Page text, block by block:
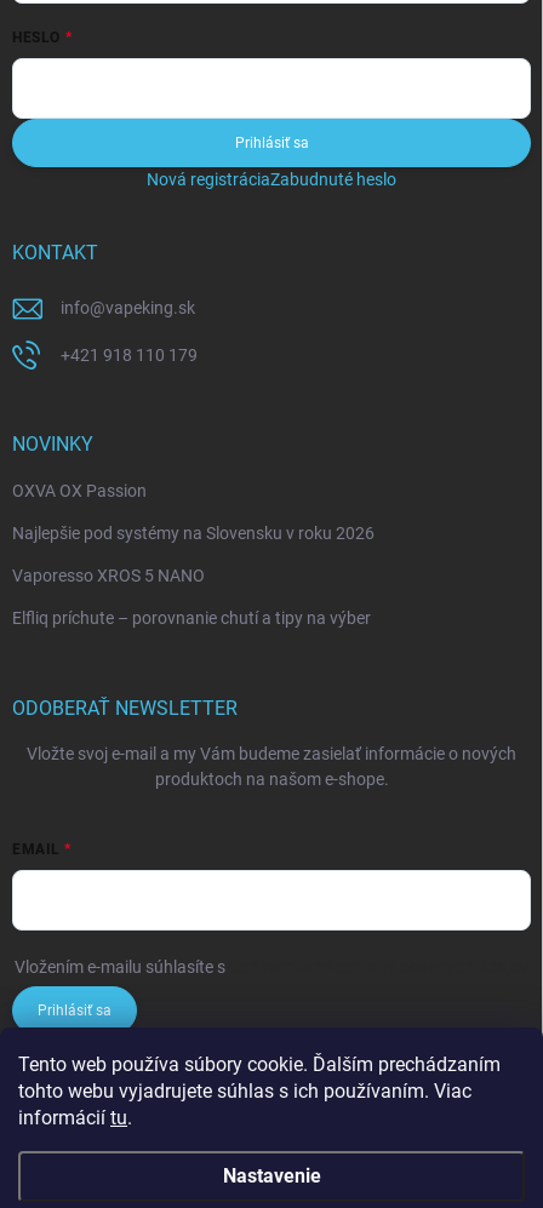
Tento web používa súbory cookie. Ďalším prechádzaním
tohto webu vyjadrujete súhlas s ich používaním. Viac
informácií tu.
Nastavenie
HESLO
Prihlásiť sa
Nová registráciaZabudnuté heslo
KONTAKT
info@vapeking.sk
+421 918 110 179
NOVINKY
OXVA OX Passion
Najlepšie pod systémy na Slovensku v roku 2026
Vaporesso XROS 5 NANO
Elfliq príchute – porovnanie chutí a tipy na výber
ODOBERAŤ NEWSLETTER
Vložte svoj e-mail a my Vám budeme zasielať informácie o nových
produktoch na našom e-shope.
EMAIL
Vložením e-mailu súhlasíte s
Prihlásiť sa
NÁKUPNÝ KOŠÍK